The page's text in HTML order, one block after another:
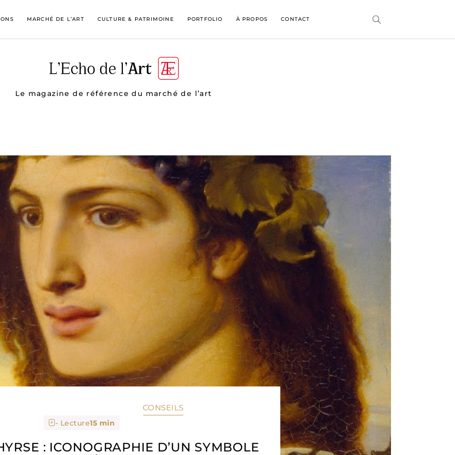
MARCHÉ DE L’ART CULTURE & PATRIMOINE PORTFOLIO À PROPOS CONTACT
Le magazine de référence du marché de l’art
CONSEILS
- Lecture15 min
: ICONOGRAPHIE D’UN SYMBOLE